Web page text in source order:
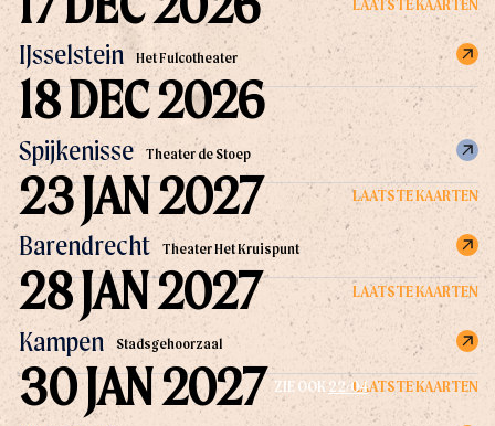
IJsselstein Het Fulcotheater
Spijkenisse Theater de Stoep
18 DEC 2026
LAATSTE KAARTEN
Barendrecht Theater Het Kruispunt
23 JAN 2027
LAATSTE KAARTEN
Kampen Stadsgehoorzaal
28 JAN 2027
LAATSTE KAARTEN
ZIE OOK 22/04
30 JAN 2027